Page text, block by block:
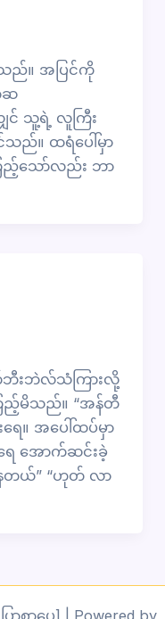
ည်။ အပြင်ကို
ဆ
င် သူ့ရဲ့ လူကြီး
ည်။ ထရံပေါ်မှာ
ည့်သော်လည်း ဘာ
းဘဲလ်သံကြားလို့
ကြည့်မိသည်။ “အန်တီ
ေ။ အပေါ်ထပ်မှာ
ေ အောက်ဆင်းခဲ့
ေတယ်” “ဟုတ် လာ
ာစာပေ] | Powered by